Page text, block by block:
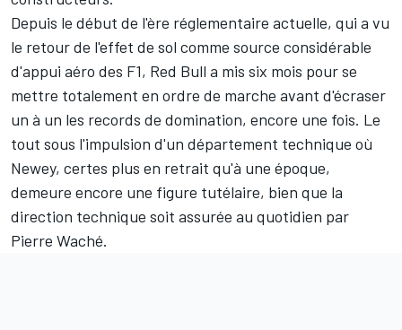
Depuis le début de l'ère réglementaire actuelle, qui a vu
le retour de l'effet de sol comme source considérable
d'appui aéro des F1, Red Bull a mis six mois pour se
mettre totalement en ordre de marche avant d'écraser
un à un les records de domination, encore une fois. Le
tout sous l'impulsion d'un département technique où
Newey, certes plus en retrait qu'à une époque,
demeure encore une figure tutélaire, bien que la
direction technique soit assurée au quotidien par
Pierre Waché.